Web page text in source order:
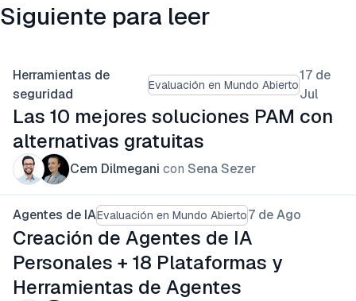
Siguiente para leer
Herramientas de
seguridad
Evaluación en Mundo Abierto
17 de
Jul
Las 10 mejores soluciones PAM con
alternativas gratuitas
Cem Dilmegani con Sena Sezer
Agentes de IAEvaluación en Mundo Abierto7 de Ago
Creación de Agentes de IA
Personales + 18 Plataformas y
Herramientas de Agentes